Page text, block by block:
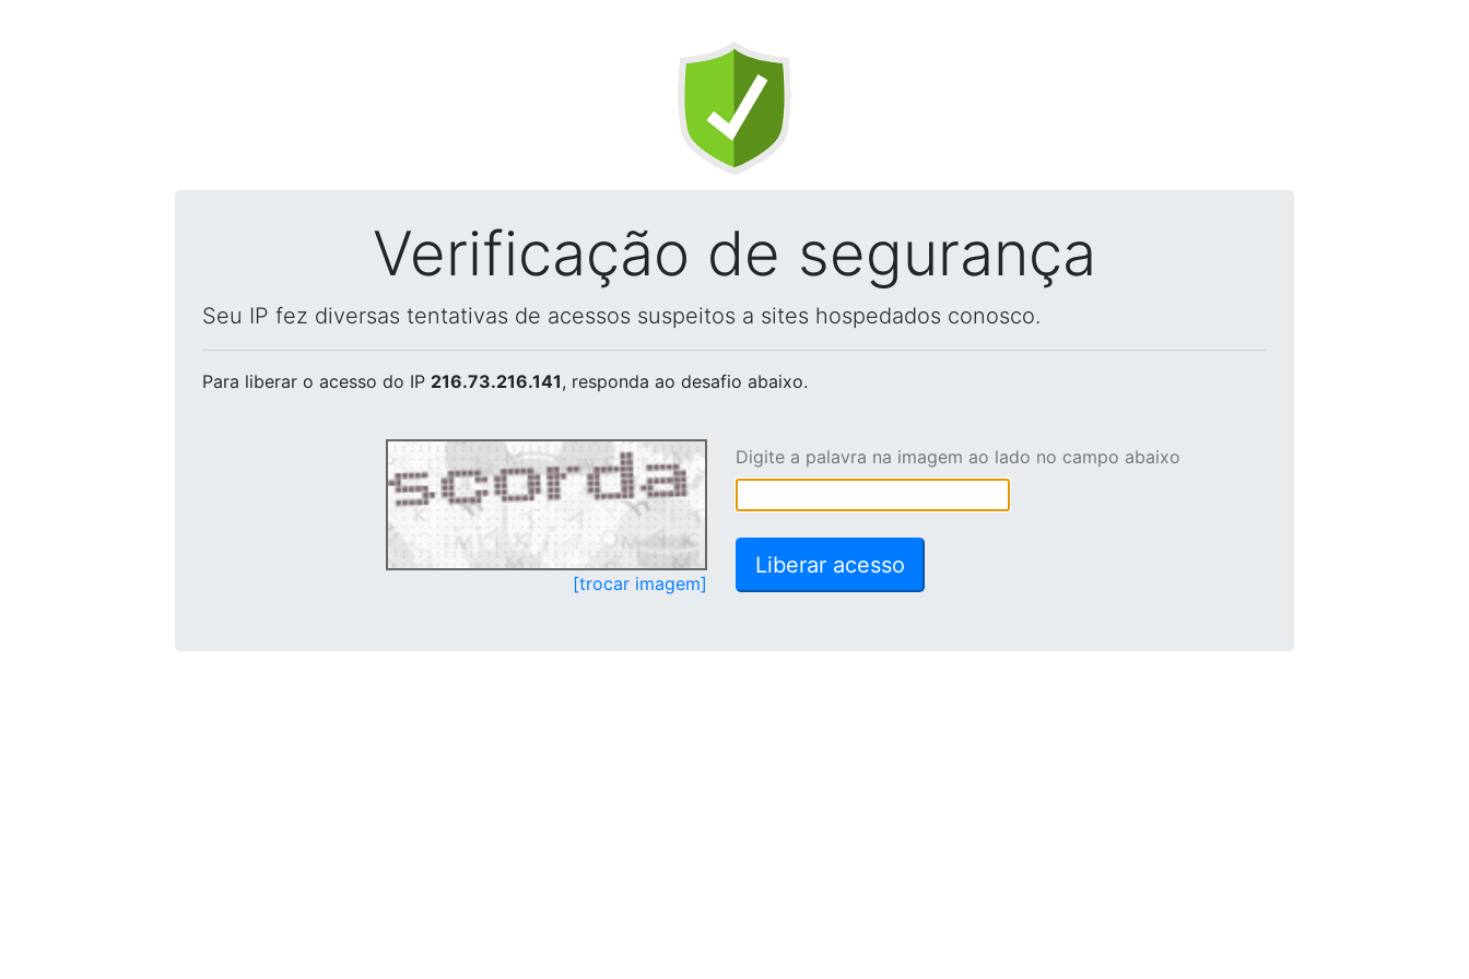
Verificação de segurança
Seu IP fez diversas tentativas de acessos suspeitos a sites hospedados conosco.
Para liberar o acesso do IP 216.73.216.141, responda ao desafio abaixo.
[trocar imagem]
Digite a palavra na imagem ao lado no campo abaixo